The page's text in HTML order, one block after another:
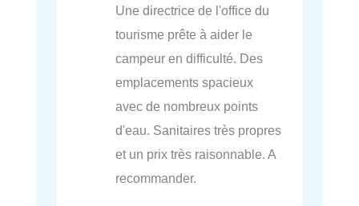
Une directrice de l'office du
tourisme prête à aider le
campeur en difficulté. Des
emplacements spacieux
avec de nombreux points
d'eau. Sanitaires très propres
et un prix très raisonnable. A
recommander.